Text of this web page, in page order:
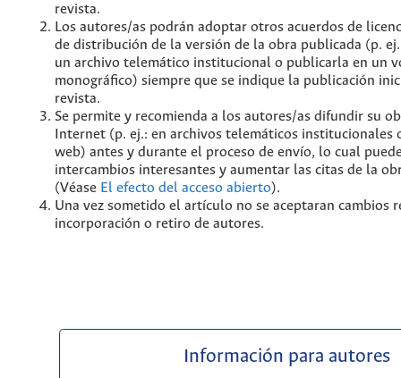
revista.
Los autores/as podrán adoptar otros acuerdos de
de distribución de la versión de la obra publicada (p.
un archivo telemático institucional o publicarla en un
monográfico) siempre que se indique la publicación
revista.
Se permite y recomienda a los autores/as difundir su
Internet (p. ej.: en archivos telemáticos institucionales
web) antes y durante el proceso de envío, lo cual
intercambios interesantes y aumentar las citas de la
(Véase El efecto del acceso abierto).
Una vez sometido el artículo no se aceptaran cambios
incorporación o retiro de autores.
Información para autores